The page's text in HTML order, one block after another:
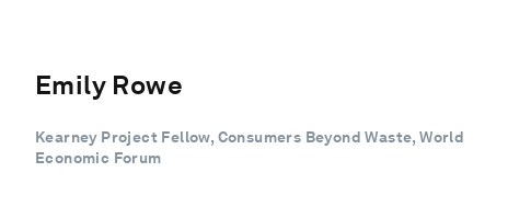
Emily Rowe
Kearney Project Fellow, Consumers Beyond Waste, World
Economic Forum